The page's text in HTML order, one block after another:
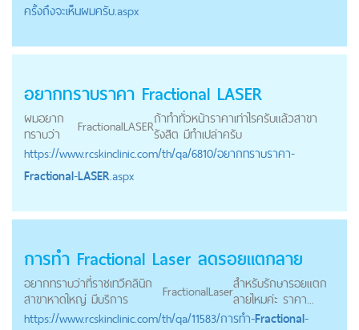
ครั้งถึงจะเห็นผมครับ.aspx
อยากทราบราคา Fractional LASER
ผมอยาก
ทราบว่า
FractionalLASERถ้าทำทั่วหน้าราคาเท่าไรครับแล้วสาขา
รังสิต มีทำเปล่าครับ
https://www.rcskinclinic.com/th/qa/6810/อยากทราบราคา-
Fractional-LASER.aspx
การทำ Fractional Laser ลดรอยแตกลาย
อยากทราบว่าที่ราชเทวีคลินิก
สาขาหาดใหญ่ มีบริการ
FractionalLaserสำหรับรักษารอยแตก
ลายไหมค่ะ ราคา...
https://www.rcskinclinic.com/th/qa/11583/การทำ-Fractional-